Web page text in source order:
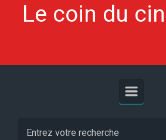
Le coin du